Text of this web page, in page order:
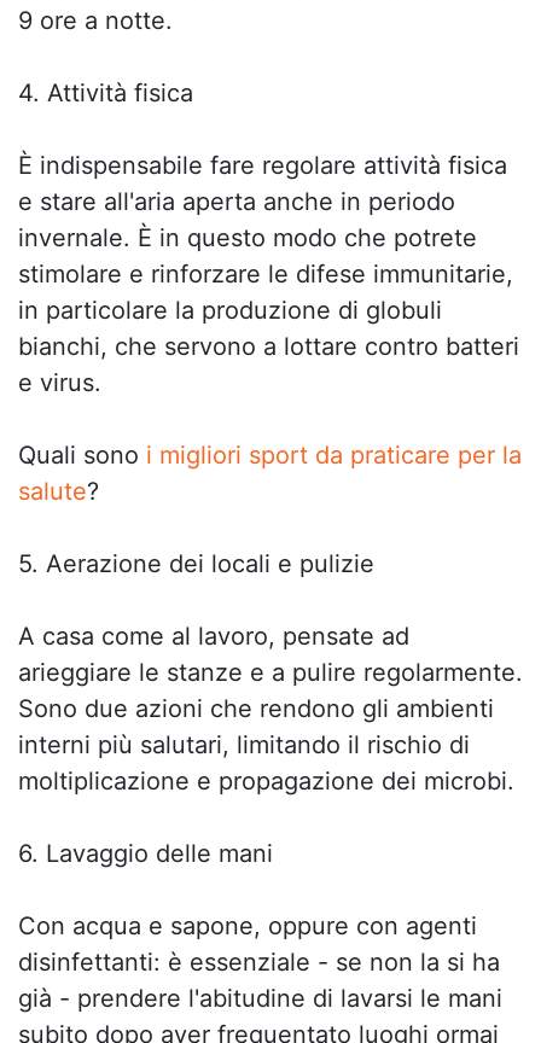
9 ore a notte.
4. Attività fisica
È indispensabile fare regolare attività fisica
e stare all'aria aperta anche in periodo
invernale. È in questo modo che potrete
stimolare e rinforzare le difese immunitarie,
in particolare la produzione di globuli
bianchi, che servono a lottare contro batteri
e virus.
Quali sono i migliori sport da praticare per la
salute?
5. Aerazione dei locali e pulizie
A casa come al lavoro, pensate ad
arieggiare le stanze e a pulire regolarmente.
Sono due azioni che rendono gli ambienti
interni più salutari, limitando il rischio di
moltiplicazione e propagazione dei microbi.
6. Lavaggio delle mani
Con acqua e sapone, oppure con agenti
disinfettanti: è essenziale - se non la si ha
già - prendere l'abitudine di lavarsi le mani
subito dopo aver frequentato luoghi ormai